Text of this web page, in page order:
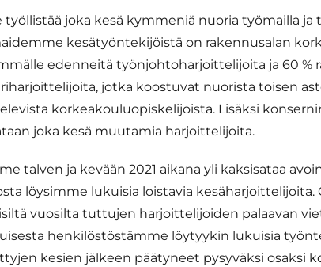
työllistää joka kesä kymmeniä nuoria työmailla ja
kesätyöntekijöistä on rakennusalan
edenneitä työnjohtoharjoittelijoita ja 60 %
jotka koostuvat nuorista toisen
korkeakouluopiskelijoista. Lisäksi
joka kesä muutamia harjoittelijoita.
talven ja kevään 2021 aikana yli kaksisataa
löysimme lukuisia loistavia
vuosilta tuttujen harjoittelijoiden palaavan
henkilöstöstämme löytyykin lukuisia
kesien jälkeen päätyneet pysyväksi osaksi